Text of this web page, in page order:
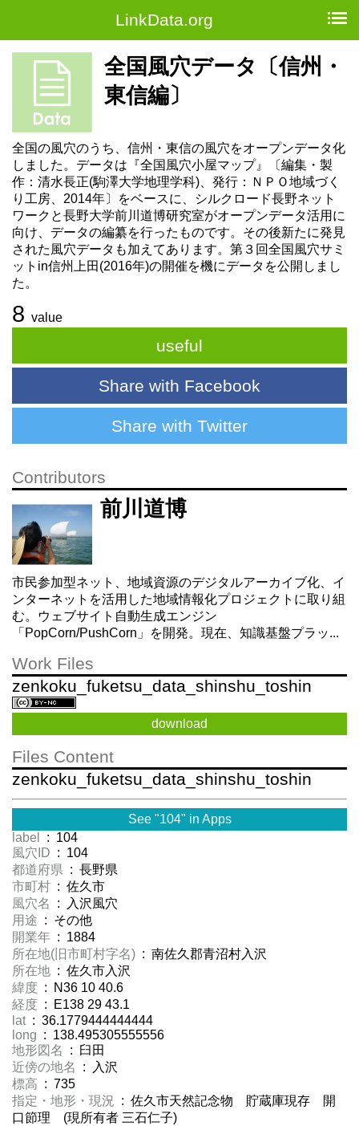
LinkData.org
全国風穴データ〔信州・
東信編〕
全国の風穴のうち、信州・東信の風穴をオープンデータ化
しました。データは『全国風穴小屋マップ』〔編集・製
作：清水長正(駒澤大学地理学科)、発行：ＮＰＯ地域づく
り工房、2014年〕をベースに、シルクロード長野ネット
ワークと長野大学前川道博研究室がオープンデータ活用に
向け、データの編纂を行ったものです。その後新たに発見
された風穴データも加えてあります。第３回全国風穴サミ
ットin信州上田(2016年)の開催を機にデータを公開しまし
た。
8 value
useful
Share with Facebook
Share with Twitter
Contributors
前川道博
市民参加型ネット、地域資源のデジタルアーカイブ化、イ
ンターネットを活用した地域情報化プロジェクトに取り組
む。ウェブサイト自動生成エンジン
「PopCorn/PushCorn」を開発。現在、知識基盤プラッ...
Work Files
zenkoku_fuketsu_data_shinshu_toshin
download
Files Content
zenkoku_fuketsu_data_shinshu_toshin
See "104" in Apps
label
: 104
風穴ID : 104
都道府県 : 長野県
市町村 : 佐久市
風穴名
: 入沢風穴
用途 : その他
開業年 : 1884
所在地(旧市町村字名) : 南佐久郡青沼村入沢
所在地 : 佐久市入沢
緯度 : N36 10 40.6
経度 : E138 29 43.1
lat : 36.1779444444444
long : 138.495305555556
地形図名
: 臼田
近傍の地名
: 入沢
標高 : 735
指定・地形・現況
: 佐久市天然記念物 貯蔵庫現存 開
口節理 (現所有者 三石仁子)